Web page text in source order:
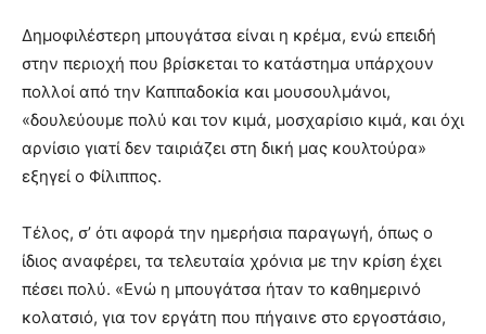
Δημοφιλέστερη μπουγάτσα είναι η κρέμα, ενώ επειδή
στην περιοχή που βρίσκεται το κατάστημα υπάρχουν
πολλοί από την Καππαδοκία και μουσουλμάνοι,
«δουλεύουμε πολύ και τον κιμά, μοσχαρίσιο κιμά, και όχι
αρνίσιο γιατί δεν ταιριάζει στη δική μας κουλτούρα»
εξηγεί ο Φίλιππος.
Τέλος, σ’ ότι αφορά την ημερήσια παραγωγή, όπως ο
ίδιος αναφέρει, τα τελευταία χρόνια με την κρίση έχει
πέσει πολύ. «Ενώ η μπουγάτσα ήταν το καθημερινό
κολατσιό, για τον εργάτη που πήγαινε στο εργοστάσιο,